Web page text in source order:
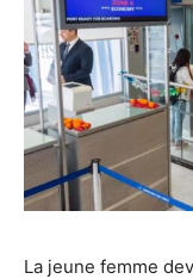
La jeune femme